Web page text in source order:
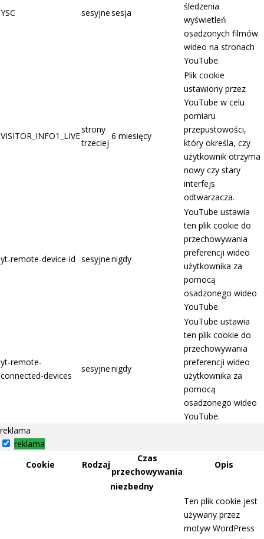
YSC sesyjnesesja
śledzenia
wyświetleń
osadzonych filmów
wideo na stronach
YouTube.
VISITOR_INFO1_LIVE
strony
trzeciej
6 miesięcy
Plik cookie
ustawiony przez
YouTube w celu
pomiaru
przepustowości,
który określa, czy
użytkownik otrzyma
nowy czy stary
interfejs
odtwarzacza.
yt-remote-device-id sesyjnenigdy
YouTube ustawia
ten plik cookie do
przechowywania
preferencji wideo
użytkownika za
pomocą
osadzonego wideo
YouTube.
yt-remote-
connected-devices
sesyjnenigdy
YouTube ustawia
ten plik cookie do
przechowywania
preferencji wideo
użytkownika za
pomocą
osadzonego wideo
YouTube.
reklama
reklama
Cookie
Rodzaj
Czas
przechowywania
Opis
niezbedny
Ten plik cookie jest
używany przez
motyw WordPress